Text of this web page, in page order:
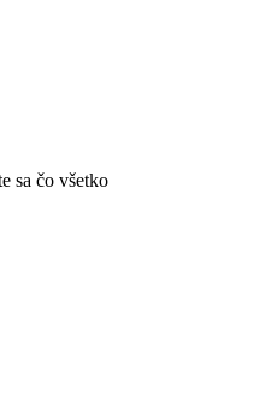
sa čo všetko